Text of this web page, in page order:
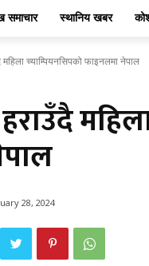
समाचार स्थानिय खबर
च्याम्पियनसिपको फाइनलमा नेपाल
28, 2024